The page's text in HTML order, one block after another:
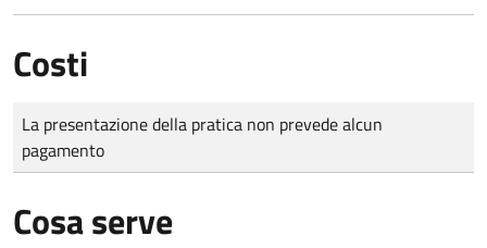
Costi
Tipo di pagamento
Importo
La presentazione della pratica non prevede alcun
pagamento
Cosa serve